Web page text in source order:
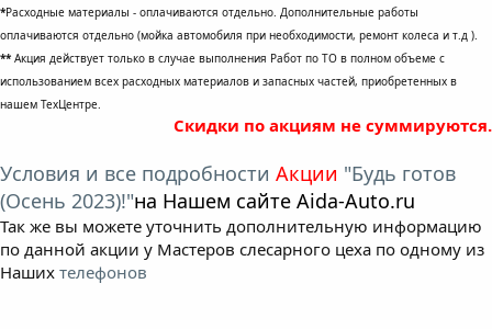
*Расходные материалы - оплачиваются отдельно. Дополнительные работы
оплачиваются отдельно (мойка автомобиля при необходимости, ремонт колеса и т.д ).
** Акция действует только в случае выполнения Работ по ТО в полном объеме с
использованием всех расходных материалов и запасных частей, приобретенных в
нашем ТехЦентре.
Скидки по акциям не суммируются.
Условия и все подробности Акции "Будь готов
(Осень 2023)!"на Нашем сайте Aida-Auto.ru
Так же вы можете уточнить дополнительную информацию
по данной акции у Мастеров слесарного цеха по одному из
Наших телефонов